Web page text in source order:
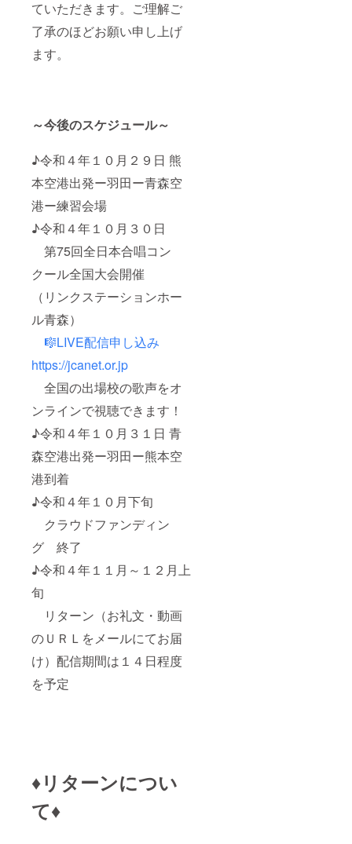
ていただきます。ご理解ご
了承のほどお願い申し上げ
ます。
～今後のスケジュール～
♪令和４年１０月２９日 熊
本空港出発ー羽田ー青森空
港ー練習会場
♪令和４年１０月３０日
第75回全日本合唱コン
クール全国大会開催
（リンクステーションホー
ル青森）
🎼LIVE配信申し込み
https://jcanet.or.jp
全国の出場校の歌声をオ
ンラインで視聴できます！
♪令和４年１０月３１日 青
森空港出発ー羽田ー熊本空
港到着
♪令和４年１０月下旬
クラウドファンディン
グ 終了
♪令和４年１１月～１２月上
旬
リターン（お礼文・動画
のＵＲＬをメールにてお届
け）配信期間は１４日程度
を予定
♦リターンについ
て♦